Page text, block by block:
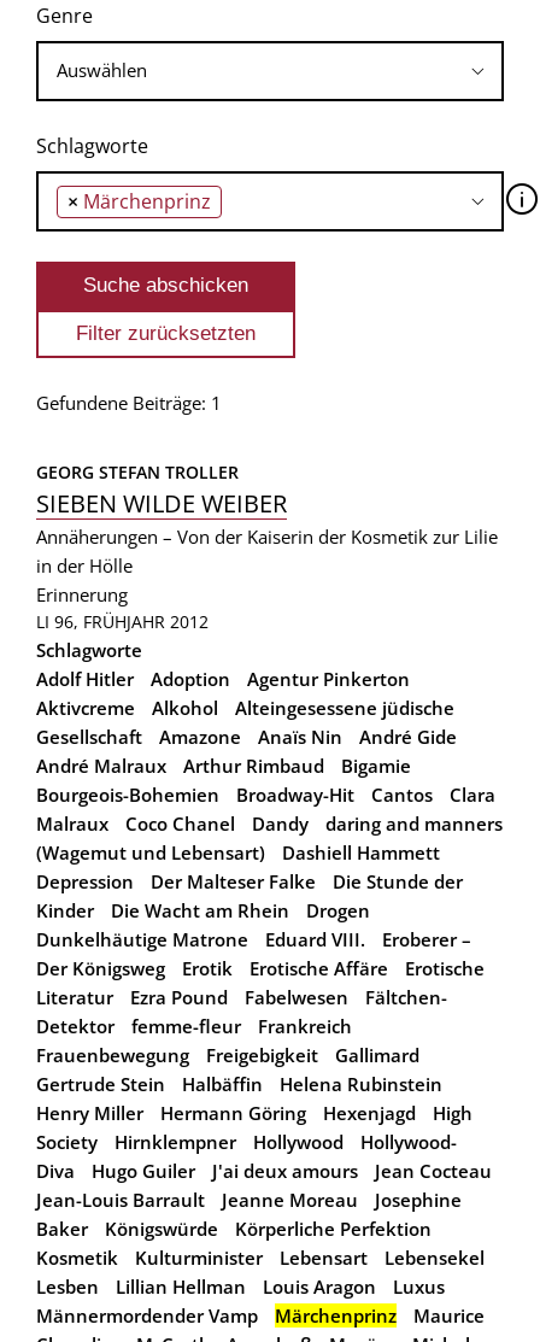
Genre
Schlagworte
× Märchenprinz 🛈
Gefundene Beiträge: 1
GEORG STEFAN TROLLER
SIEBEN WILDE WEIBER
Annäherungen – Von der Kaiserin der Kosmetik zur Lilie
in der Hölle
Erinnerung
LI 96, FRÜHJAHR 2012
Schlagworte
Adolf Hitler
Adoption
Agentur Pinkerton
Aktivcreme
Alkohol
Alteingesessene jüdische
Gesellschaft
Amazone Anaïs Nin
André Gide
André Malraux
Arthur Rimbaud
Bigamie
Bourgeois-Bohemien
Broadway-Hit Cantos
Clara
Malraux
Coco Chanel Dandy
daring and manners
(Wagemut und Lebensart)
Dashiell Hammett
Depression
Der Malteser Falke
Die Stunde der
Kinder
Die Wacht am Rhein
Drogen
Dunkelhäutige Matrone
Eduard VIII.
Eroberer –
Der Königsweg
Erotik Erotische Affäre
Erotische
Literatur
Ezra Pound Fabelwesen
Fältchen-
Detektor
femme-fleur
Frankreich
Frauenbewegung
Freigebigkeit
Gallimard
Gertrude Stein
Halbäffin
Helena Rubinstein
Henry Miller
Hermann Göring Hexenjagd
High
Society
Hirnklempner Hollywood
Hollywood-
Diva
Hugo Guiler J'ai deux amours
Jean Cocteau
Jean-Louis Barrault
Jeanne Moreau
Josephine
Baker
Königswürde
Körperliche Perfektion
Kosmetik
Kulturminister Lebensart
Lebensekel
Lesben
Lillian Hellman Louis Aragon
Luxus
Männermordender Vamp
Märchenprinz
Maurice